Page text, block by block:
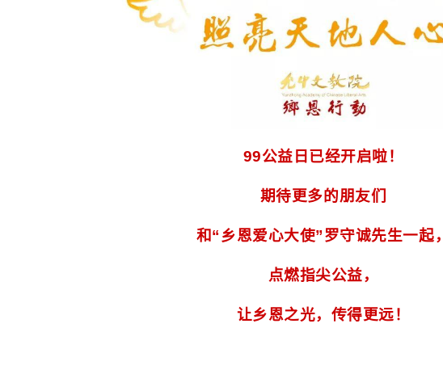
99公益日已经开启啦！
期待更多的朋友们
和“乡恩爱心大使”罗守诚先生一起，
点燃指尖公益，
让乡恩之光，传得更远！